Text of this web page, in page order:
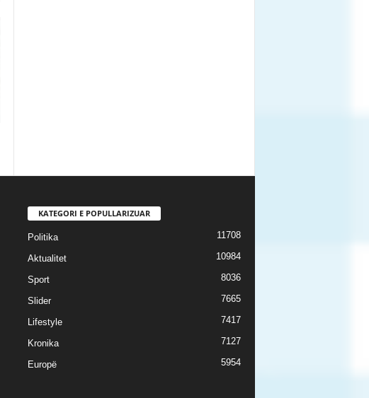
KATEGORI E POPULLARIZUAR
Politika 11708
Aktualitet 10984
Sport 8036
Slider 7665
Lifestyle 7417
Kronika 7127
Europë 5954